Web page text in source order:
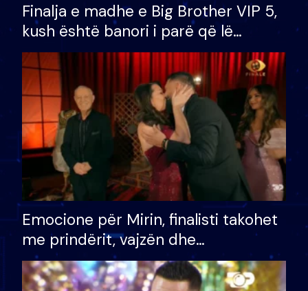
Finalja e madhe e Big Brother VIP 5,
kush është banori i parë që lë
shtëpinë dhe humb mundësinë për
të fituar çmimin e madh
Emocione për Mirin, finalisti takohet
me prindërit, vajzën dhe
bashkëshorten: S’kemi ndonjë letër
divorci apo jo?